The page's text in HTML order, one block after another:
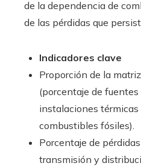
de la dependencia de
de las pérdidas que
Indicadores clave
Proporción de la
(porcentaje de
instalaciones térmicas
combustibles fósiles).
Porcentaje de
transmisión y